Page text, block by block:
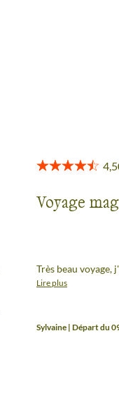
Voyage
Très beau voyage,
Lire plus
Sylvaine | Départ du